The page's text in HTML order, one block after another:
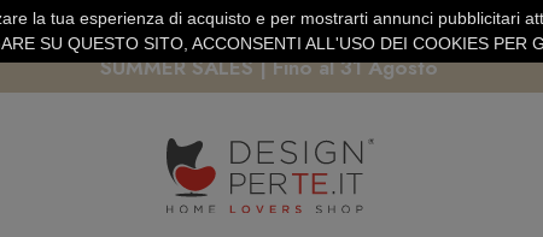
PAGAMENTO SICURO PAYPAL · CARTA DI CREDITO
SUMMER SALES | Fino al 31 Agosto
la tua esperienza di acquisto e per mostrarti annunci pubblicitari
SU QUESTO SITO, ACCONSENTI ALL'USO DEI COOKIES PER